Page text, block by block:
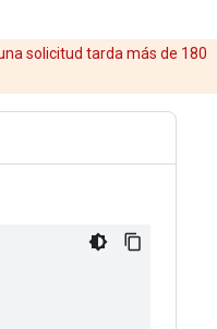
solicitud tarda más de 180